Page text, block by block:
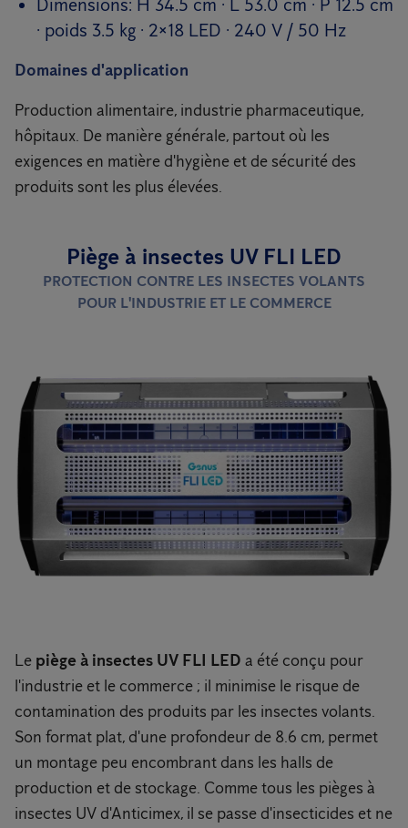
Dimensions: H 34.5 cm · L 53.0 cm · P 12.5 cm
· poids 3.5 kg · 2×18 LED · 240 V / 50 Hz
Domaines d'application
Production alimentaire, industrie pharmaceutique,
hôpitaux. De manière générale, partout où les
exigences en matière d'hygiène et de sécurité des
produits sont les plus élevées.
Piège à insectes UV FLI LED
PROTECTION CONTRE LES INSECTES VOLANTS
POUR L'INDUSTRIE ET LE COMMERCE
Le piège à insectes UV FLI LED a été conçu pour
l'industrie et le commerce ; il minimise le risque de
contamination des produits par les insectes volants.
Son format plat, d'une profondeur de 8.6 cm, permet
un montage peu encombrant dans les halls de
production et de stockage. Comme tous les pièges à
insectes UV d'Anticimex, il se passe d'insecticides et ne